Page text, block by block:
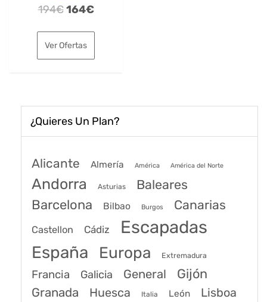
194€ El
original
era:
164€El
es:
Ver Ofertas
¿Quieres Un Plan?
Alicante Almería América América del Norte
Andorra Asturias Baleares
Barcelona Bilbao Burgos Canarias
Castellon Cádiz Escapadas
España Europa Extremadura
Francia Galicia General Gijón
Granada Huesca Italia León Lisboa